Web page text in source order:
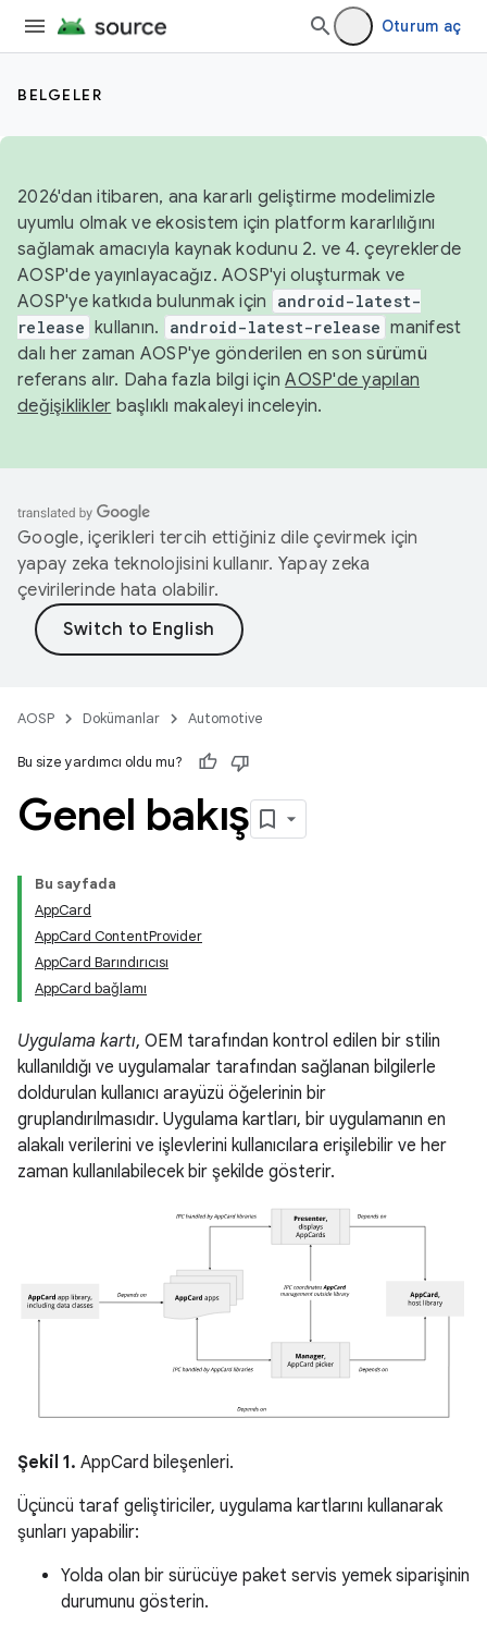
Oturum aç
BELGELER
2026'dan itibaren, ana kararlı geliştirme modelimizle
uyumlu olmak ve ekosistem için platform kararlılığını
sağlamak amacıyla kaynak kodunu 2. ve 4. çeyreklerde
AOSP'de yayınlayacağız. AOSP'yi oluşturmak ve
AOSP'ye katkıda bulunmak için
android-latest-
release kullanın. android-latest-release manifest
dalı her zaman AOSP'ye gönderilen en son sürümü
referans alır. Daha fazla bilgi içinAOSP'de yapılan
değişiklikler başlıklı makaleyi inceleyin.
Google, içerikleri tercih ettiğiniz dile çevirmek için
yapay zeka teknolojisini kullanır. Yapay zeka
çevirilerinde hata olabilir.
AOSP Dokümanlar Automotive
Bu size yardımcı oldu mu?
Genel bakış
Bu sayfada
AppCard
AppCard ContentProvider
AppCard Barındırıcısı
AppCard bağlamı
Uygulama kartı, OEM tarafından kontrol edilen bir stilin
kullanıldığı ve uygulamalar tarafından sağlanan bilgilerle
doldurulan kullanıcı arayüzü öğelerinin bir
gruplandırılmasıdır. Uygulama kartları, bir uygulamanın en
alakalı verilerini ve işlevlerini kullanıcılara erişilebilir ve her
zaman kullanılabilecek bir şekilde gösterir.
Şekil 1. AppCard bileşenleri.
Üçüncü taraf geliştiriciler, uygulama kartlarını kullanarak
şunları yapabilir:
Yolda olan bir sürücüye paket servis yemek siparişinin
durumunu gösterin.